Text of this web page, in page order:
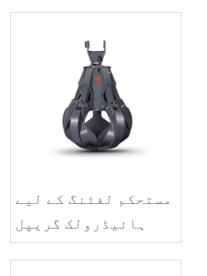
مستحکم لفٹنگ کے لیے
ہائیڈرولک گریپل
سائزنگ